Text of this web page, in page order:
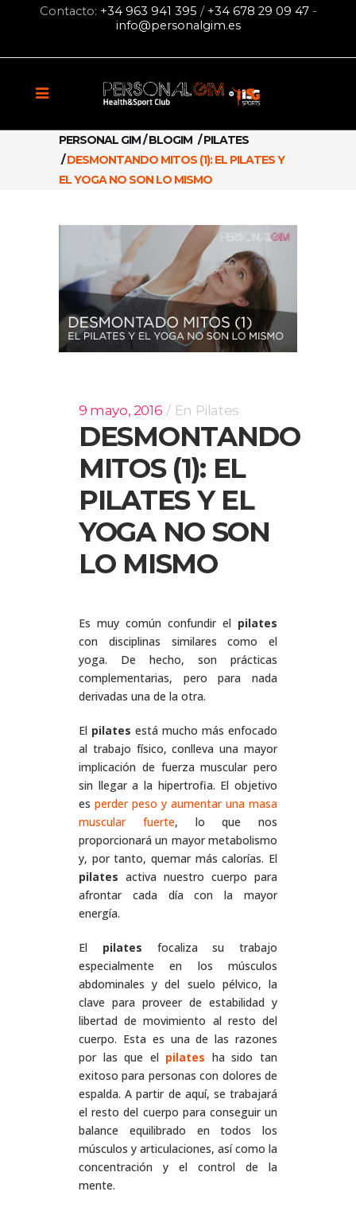
Contacto: +34 963 941 395 / +34 678 29 09 47-
info@personalgim.es
PERSONAL GIM/BLOGIM /PILATES
/DESMONTANDO MITOS (1): EL PILATES Y
EL YOGA NO SON LO MISMO
9 mayo, 2016 En Pilates
DESMONTANDO
MITOS (1): EL
PILATES Y EL
YOGA NO SON
LO MISMO
Es muy común confundir el pilates
con disciplinas similares como el
yoga. De hecho, son prácticas
complementarias, pero para nada
derivadas una de la otra.
El pilates está mucho más enfocado
al trabajo físico, conlleva una mayor
implicación de fuerza muscular pero
sin llegar a la hipertrofia. El objetivo
es perder peso y aumentar una masa
muscular fuerte, lo que nos
proporcionará un mayor metabolismo
y, por tanto, quemar más calorías. El
pilates activa nuestro cuerpo para
afrontar cada día con la mayor
energía.
El pilates focaliza su trabajo
especialmente en los músculos
abdominales y del suelo pélvico, la
clave para proveer de estabilidad y
libertad de movimiento al resto del
cuerpo. Esta es una de las razones
por las que el pilates ha sido tan
exitoso para personas con dolores de
espalda. A partir de aquí, se trabajará
el resto del cuerpo para conseguir un
balance equilibrado en todos los
músculos y articulaciones, así como la
concentración y el control de la
mente.